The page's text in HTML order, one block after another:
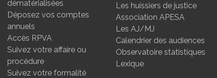
dématérialisées
Déposez vos comptes
annuels
Accès RPVA
Suivez votre affaire ou
procédure
Suivez votre formalité
Les huissiers de justice
Association APESA
Les AJ/MJ
Calendrier des audiences
Observatoire statistiques
Lexique